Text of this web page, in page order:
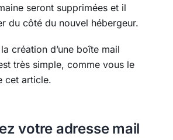
seront supprimées et il
du côté du nouvel hébergeur.
création d’une boîte mail
très simple, comme vous le
cet article.
votre adresse mail